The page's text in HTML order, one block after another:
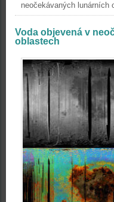
neočekávaných lunárních
Voda objevená v
oblastech